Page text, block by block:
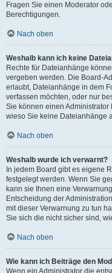
Fragen Sie einen Moderator
Berechtigungen.
Nach oben
Weshalb kann ich keine
Rechte für Dateianhänge
vergeben werden. Die Board-
erlaubt, Dateianhänge in dem
verfassen möchten, oder nur
Sie können einen
wieso Sie keine Dateianhänge
Nach oben
Weshalb wurde ich verwarnt?
In jedem Board gibt es eigene
festgelegt werden. Wenn Sie
kann sie Ihnen eine
Entscheidung der
mit dieser Verwarnung zu tun
Sie sich die nicht sicher sind,
Nach oben
Wie kann ich Beiträge den
Wenn ein Administrator die